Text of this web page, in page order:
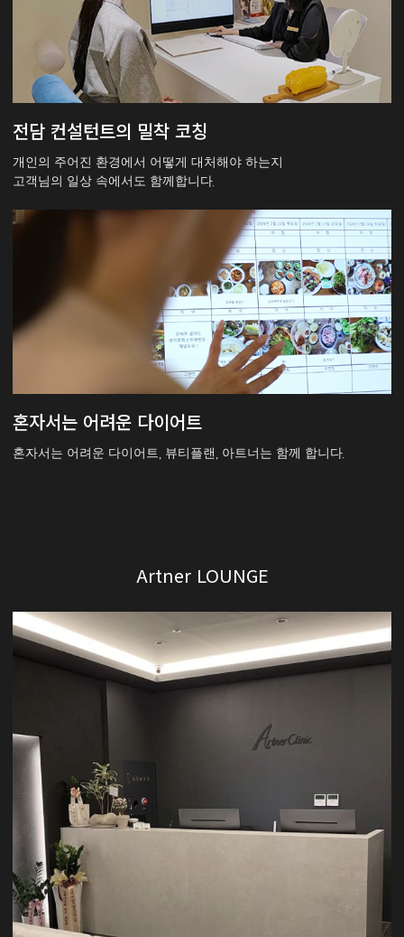
전담 컨설턴트의 밀착 코칭
개인의 주어진 환경에서 어떻게 대처해야 하는지
고객님의 일상 속에서도 함께합니다.
혼자서는 어려운 다이어트
혼자서는 어려운 다이어트, 뷰티플랜, 아트너는 함께 합니다.
Artner LOUNGE